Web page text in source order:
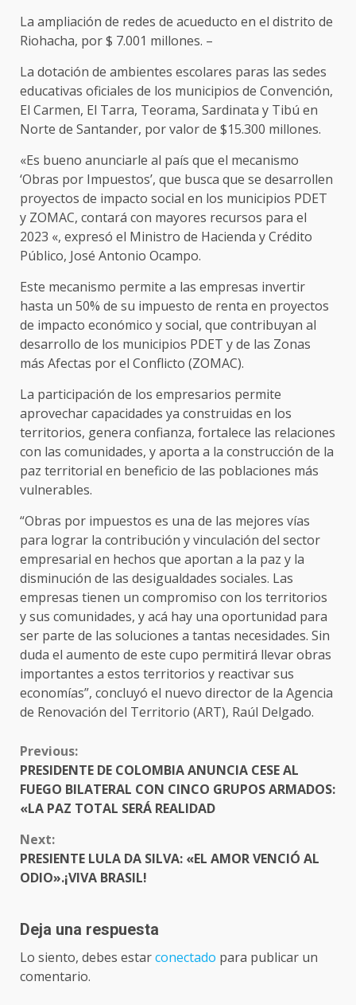
La ampliación de redes de acueducto en el distrito de
Riohacha, por $ 7.001 millones. –
La dotación de ambientes escolares paras las sedes
educativas oficiales de los municipios de Convención,
El Carmen, El Tarra, Teorama, Sardinata y Tibú en
Norte de Santander, por valor de $15.300 millones.
«Es bueno anunciarle al país que el mecanismo
‘Obras por Impuestos’, que busca que se desarrollen
proyectos de impacto social en los municipios PDET
y ZOMAC, contará con mayores recursos para el
2023 «, expresó el Ministro de Hacienda y Crédito
Público, José Antonio Ocampo.
Este mecanismo permite a las empresas invertir
hasta un 50% de su impuesto de renta en proyectos
de impacto económico y social, que contribuyan al
desarrollo de los municipios PDET y de las Zonas
más Afectas por el Conflicto (ZOMAC).
La participación de los empresarios permite
aprovechar capacidades ya construidas en los
territorios, genera confianza, fortalece las relaciones
con las comunidades, y aporta a la construcción de la
paz territorial en beneficio de las poblaciones más
vulnerables.
“Obras por impuestos es una de las mejores vías
para lograr la contribución y vinculación del sector
empresarial en hechos que aportan a la paz y la
disminución de las desigualdades sociales. Las
empresas tienen un compromiso con los territorios
y sus comunidades, y acá hay una oportunidad para
ser parte de las soluciones a tantas necesidades. Sin
duda el aumento de este cupo permitirá llevar obras
importantes a estos territorios y reactivar sus
economías”, concluyó el nuevo director de la Agencia
de Renovación del Territorio (ART), Raúl Delgado.
CONTINUE
READING
Previous:
PRESIDENTE DE COLOMBIA ANUNCIA CESE AL
FUEGO BILATERAL CON CINCO GRUPOS ARMADOS:
«LA PAZ TOTAL SERÁ REALIDAD
Next:
PRESIENTE LULA DA SILVA: «EL AMOR VENCIÓ AL
ODIO».¡VIVA BRASIL!
Deja una respuesta
Lo siento, debes estarconectado para publicar un
comentario.